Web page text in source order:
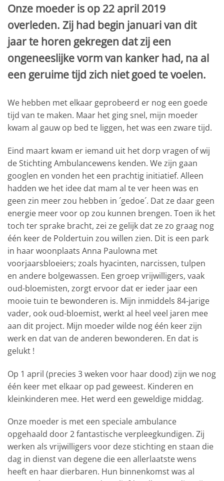
Onze moeder is op 22 april 2019
overleden. Zij had begin januari van dit
jaar te horen gekregen dat zij een
ongeneeslijke vorm van kanker had, na al
een geruime tijd zich niet goed te voelen.
We hebben met elkaar geprobeerd er nog een goede
tijd van te maken. Maar het ging snel, mijn moeder
kwam al gauw op bed te liggen, het was een zware tijd.
Eind maart kwam er iemand uit het dorp vragen of wij
de Stichting Ambulancewens kenden. We zijn gaan
googlen en vonden het een prachtig initiatief. Alleen
hadden we het idee dat mam al te ver heen was en
geen zin meer zou hebben in ´gedoe´. Dat ze daar geen
energie meer voor op zou kunnen brengen. Toen ik het
toch ter sprake bracht, zei ze gelijk dat ze zo graag nog
één keer de Poldertuin zou willen zien. Dit is een park
in haar woonplaats Anna Paulowna met
voorjaarsbloeiers; zoals hyacinten, narcissen, tulpen
en andere bolgewassen. Een groep vrijwilligers, vaak
oud-bloemisten, zorgt ervoor dat er ieder jaar een
mooie tuin te bewonderen is. Mijn inmiddels 84-jarige
vader, ook oud-bloemist, werkt al heel veel jaren mee
aan dit project. Mijn moeder wilde nog één keer zijn
werk en dat van de anderen bewonderen. En dat is
gelukt !
Op 1 april (precies 3 weken voor haar dood) zijn we nog
één keer met elkaar op pad geweest. Kinderen en
kleinkinderen mee. Het werd een geweldige middag.
Onze moeder is met een speciale ambulance
opgehaald door 2 fantastische verpleegkundigen. Zij
werken als vrijwilligers voor deze stichting en staan die
dag in dienst van degene die een allerlaatste wens
heeft en haar dierbaren. Hun binnenkomst was al